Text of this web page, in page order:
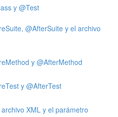
y @Test
@AfterSuite y el archivo
y @AfterMethod
y @AfterTest
XML y el parámetro